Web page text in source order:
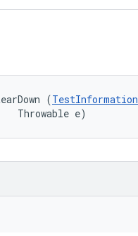
(TestInformation
Throwable e)